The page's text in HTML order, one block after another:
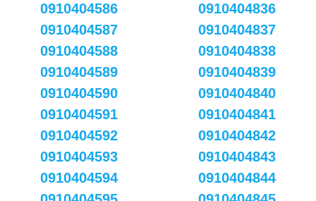
0910404586
0910404587
0910404588
0910404589
0910404590
0910404591
0910404592
0910404593
0910404594
0910404836
0910404837
0910404838
0910404839
0910404840
0910404841
0910404842
0910404843
0910404844